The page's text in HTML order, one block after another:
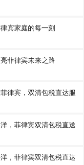
宾家庭的每一刻
菲律宾未来之路
律宾，双清包税直达服
，菲律宾双清包税直送
，菲律宾双清包税直达